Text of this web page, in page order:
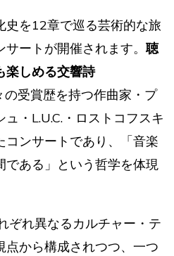
史を12章で巡る芸術的な旅
ートが開催されます。 聴
楽しめる交響詩
の受賞歴を持つ作曲家・プ
・L.U.C.・ロストコフスキ
コンサートであり、「音楽
である」という哲学を体現
ぞれ異なるカルチャー・テ
点から構成されつつ、一つ